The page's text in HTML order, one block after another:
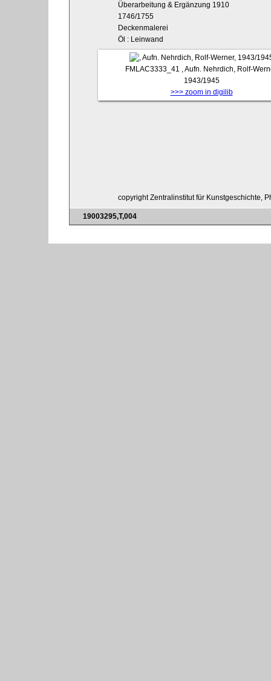
Überarbeitung & Ergänzung 1910
1746/1755
Deckenmalerei
Öl : Leinwand
FMLAC3333_41 , Aufn. Nehrdich, Rolf-
1943/1945
>>> zoom in digilib
copyright Zentralinstitut für Kunstgeschichte,
19003295,T,004